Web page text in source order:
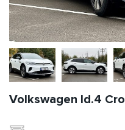
Volkswagen Id.4